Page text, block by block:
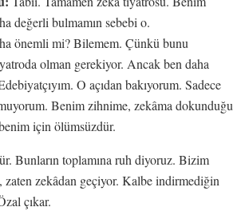
değerli bulmamın sebebi o.
önemli mi? Bilemem. Çünkü bunu
olman gerekiyor. Ancak ben daha
O açıdan bakıyorum. Sadece
Benim zihnime, zekâma dokunduğu
için ölümsüzdür.
Bunların toplamına ruh diyoruz. Bizim
zekâdan geçiyor. Kalbe indirmediğin
çıkar.